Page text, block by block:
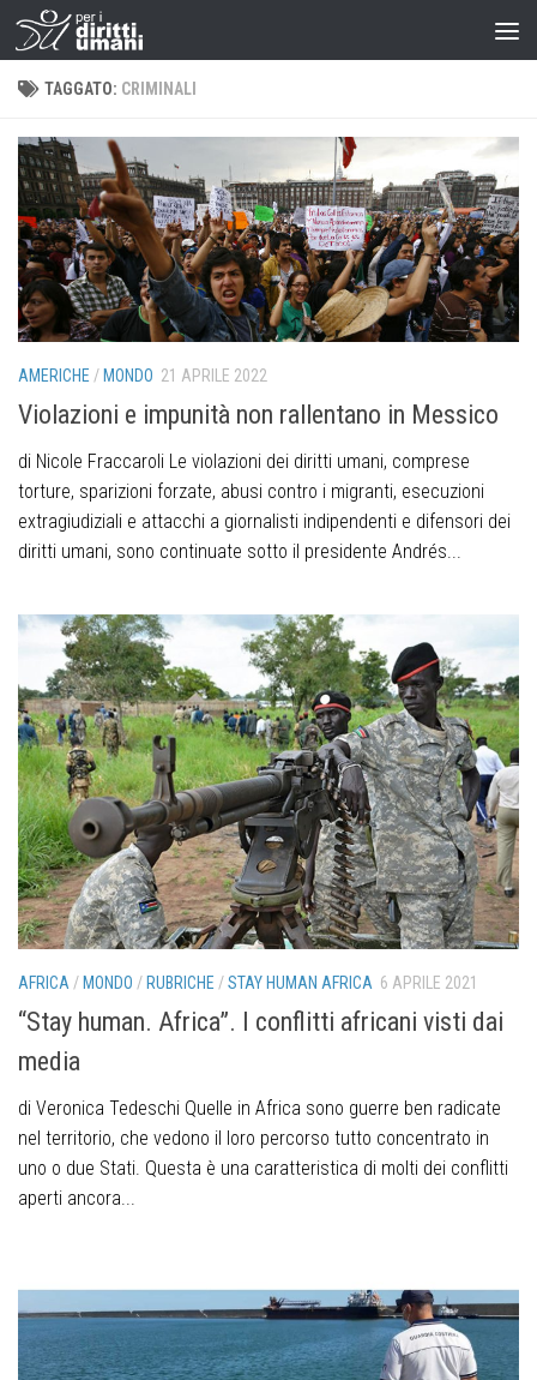
TAGGATO: CRIMINALI
AMERICHE / MONDO 21 APRILE 2022
Violazioni e impunità non rallentano in Messico
di Nicole Fraccaroli Le violazioni dei diritti umani, comprese
torture, sparizioni forzate, abusi contro i migranti, esecuzioni
extragiudiziali e attacchi a giornalisti indipendenti e difensori dei
diritti umani, sono continuate sotto il presidente Andrés...
AFRICA /MONDO /RUBRICHE /STAY HUMAN AFRICA 6 APRILE 2021
“Stay human. Africa”. I conflitti africani visti dai
media
di Veronica Tedeschi Quelle in Africa sono guerre ben radicate
nel territorio, che vedono il loro percorso tutto concentrato in
uno o due Stati. Questa è una caratteristica di molti dei conflitti
aperti ancora...